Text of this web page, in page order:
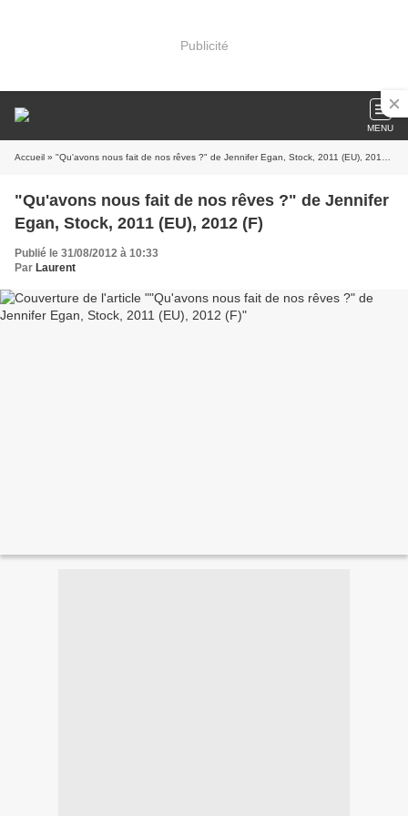
Publicité
MENU
Accueil » "Qu'avons nous fait de nos rêves ?" de Jennifer Egan, Stock, 2011 (EU), 2012 (F)
"Qu'avons nous fait de nos rêves ?" de Jennifer
Egan, Stock, 2011 (EU), 2012 (F)
Publié le 31/08/2012 à 10:33
Par Laurent